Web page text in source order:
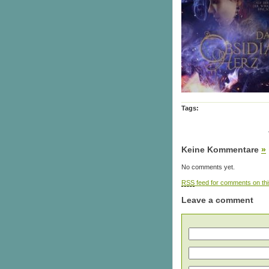
Tags:
Keine Kommentare »
No comments yet.
RSS feed for comments on
Leave a comment